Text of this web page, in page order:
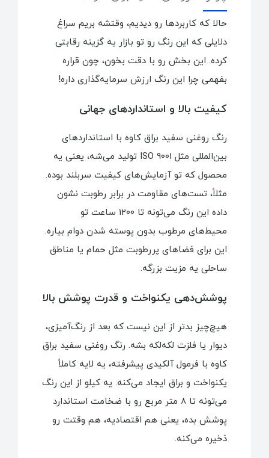
حالا که کاربردها رو دیدیم، وقتشه بریم سراغ
دلایلی که این رنگ رو تو بازار یه گزینه رقابتی
کرده. این بخش رو با دقت بخون، چون قراره
بفهمی چرا این رنگ ارزش سرمایه‌گذاری داره!
کیفیت بالا و استانداردهای جهانی
رنگ روغنی سفید براق کاوه با استانداردهای
بین‌المللی مثل ISO 9001 تولید می‌شه، یعنی یه
محصول که تو آزمایش‌های کیفیت سربلند بوده.
مثلاً، تست‌های مقاومت در برابر رطوبت نشون
داده این رنگ می‌تونه تا 1200 ساعت تو
محیط‌های مرطوب بدون پوسته شدن دوام بیاره.
این برای فضاهای پررطوبت مثل حمام یا مناطق
ساحلی یه مزیت بزرگه.
پوشش‌دهی یکنواخت و قدرت پوشش بالا
هیچ‌چیز بدتر از این نیست که بعد از رنگ‌آمیزی،
دیوار یا فلزت لکه‌لکه بشه. رنگ روغنی سفید براق
کاوه با فرمول آلکیدی پیشرفته، یه لایه کاملاً
یکنواخت و براق ایجاد می‌کنه. یه کیلو از این رنگ
می‌تونه تا 8 متر مربع رو با ضخامت استاندارد
پوشش بده، یعنی هم اقتصادیه، هم وقتت رو
ذخیره می‌کنه.